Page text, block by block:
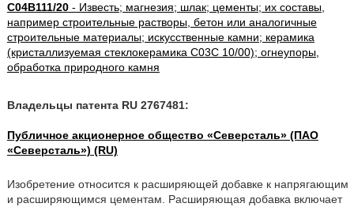
C04B111/20- Известь; магнезия; шлак; цементы; их составы,
например строительные растворы, бетон или аналогичные
строительные материалы; искусственные камни; керамика
(кристаллизуемая стеклокерамика C03C 10/00); огнеупоры,
обработка природного камня
Владельцы патента RU 2767481:
Публичное акционерное общество «Северсталь» (ПАО
«Северсталь») (RU)
Изобретение относится к расширяющей добавке к напрягающим
и расширяющимся цементам. Расширяющая добавка включает